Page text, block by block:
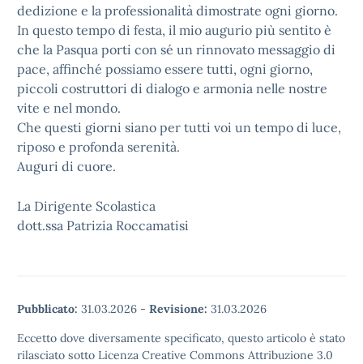
dedizione e la professionalità dimostrate ogni giorno.
In questo tempo di festa, il mio augurio più sentito è
che la Pasqua porti con sé un rinnovato messaggio di
pace, affinché possiamo essere tutti, ogni giorno,
piccoli costruttori di dialogo e armonia nelle nostre
vite e nel mondo.
Che questi giorni siano per tutti voi un tempo di luce,
riposo e profonda serenità.
Auguri di cuore.
La Dirigente Scolastica
dott.ssa Patrizia Roccamatisi
Pubblicato: 31.03.2026 - Revisione: 31.03.2026
Eccetto dove diversamente specificato, questo articolo è stato
rilasciato sotto Licenza Creative Commons Attribuzione 3.0